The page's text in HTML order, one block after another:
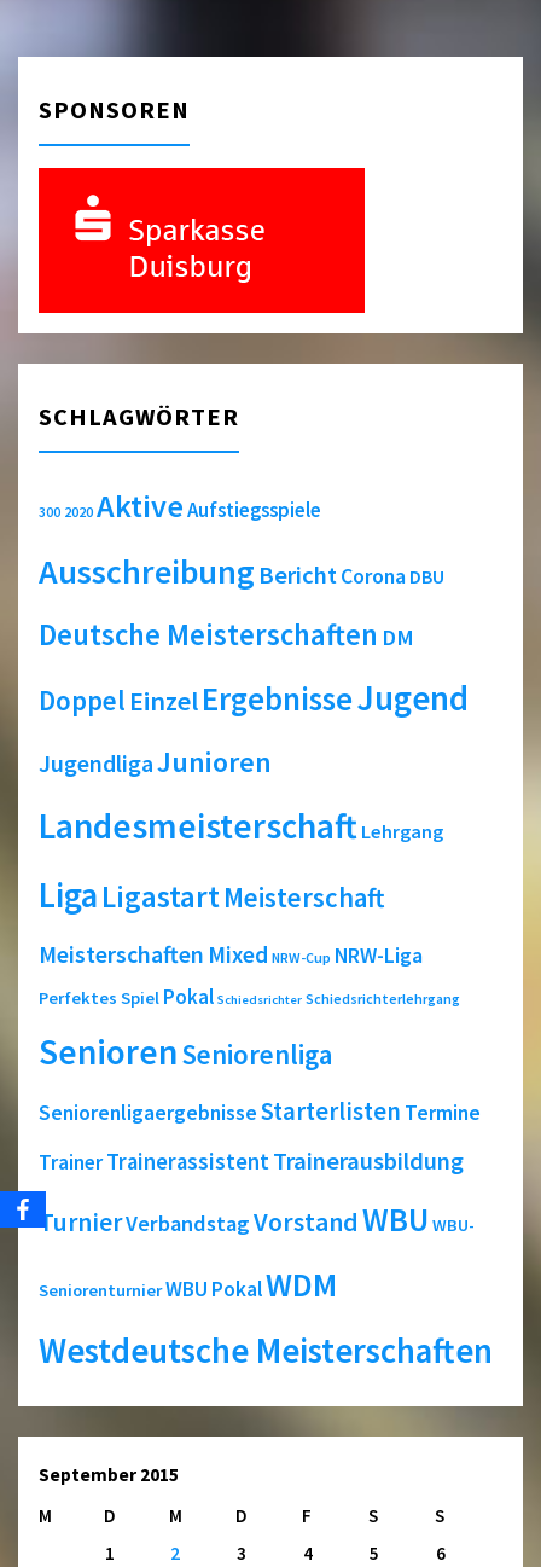
SPONSOREN
SCHLAGWÖRTER
300 2020 AktiveAufstiegsspiele
Ausschreibung BerichtCorona DBU
Deutsche Meisterschaften DM
Doppel EinzelErgebnisseJugend
JugendligaJunioren
Landesmeisterschaft Lehrgang
LigaLigastartMeisterschaft
Meisterschaften Mixed NRW-Cup NRW-Liga
Perfektes Spiel Pokal Schiedsrichter Schiedsrichterlehrgang
SeniorenSeniorenliga
SeniorenligaergebnisseStarterlisten Termine
TrainerTrainerassistentTrainerausbildung
TurnierVerbandstagVorstandWBU WBU-
SeniorenturnierWBU PokalWDM
Westdeutsche Meisterschaften
September 2015
M
D M D F S
S
1
2 3 4 5
6